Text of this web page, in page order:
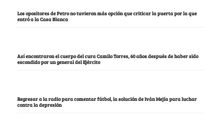
Los opositores de Petro no tuvieron más opción que criticar la puerta por la que
entró a la Casa Blanca
Así encontraron el cuerpo del cura Camilo Torres, 60 años después de haber sido
escondido por un general del Ejército
Regresar a la radio para comentar fútbol, la solución de Iván Mejía para luchar
contra la depresión